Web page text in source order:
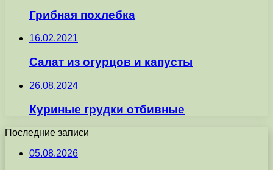
Грибная похлебка
16.02.2021
Салат из огурцов и капусты
26.08.2024
Куриные грудки отбивные
Последние записи
05.08.2026